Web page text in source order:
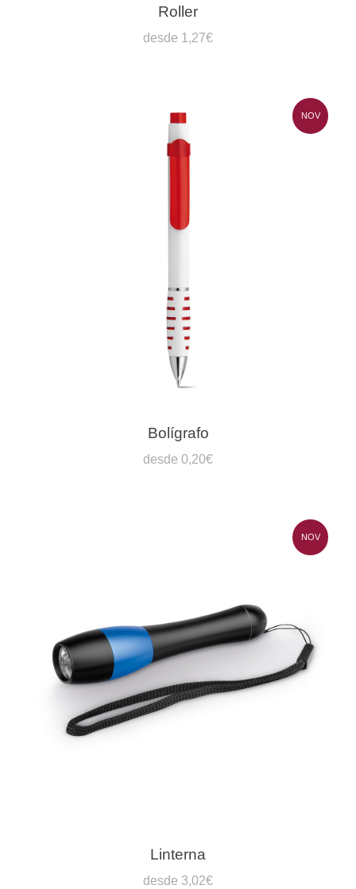
Roller
desde 1,27€
NOV
Bolígrafo
desde 0,20€
NOV
Linterna
desde 3,02€